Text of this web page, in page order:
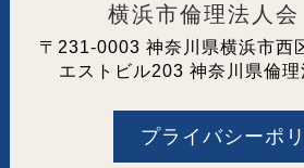
横浜市倫理法人
〒231-0003 神奈川県横浜市西
エストビル203 神奈川県倫
プライバシーポ